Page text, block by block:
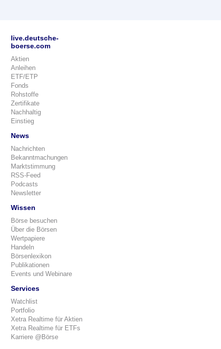
live.deutsche-
boerse.com
Aktien
Anleihen
ETF/ETP
Fonds
Rohstoffe
Zertifikate
Nachhaltig
Einstieg
News
Nachrichten
Bekanntmachungen
Marktstimmung
RSS-Feed
Podcasts
Newsletter
Wissen
Börse besuchen
Über die Börsen
Wertpapiere
Handeln
Börsenlexikon
Publikationen
Events und Webinare
Services
Watchlist
Portfolio
Xetra Realtime für Aktien
Xetra Realtime für ETFs
Karriere @Börse